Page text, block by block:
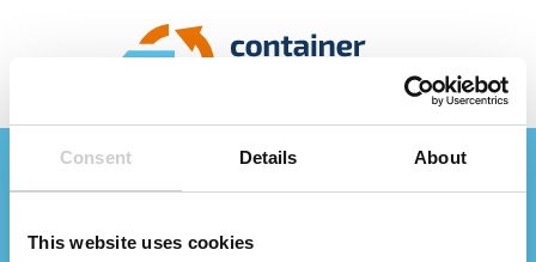
Consent Details About
This website uses cookies
Container online